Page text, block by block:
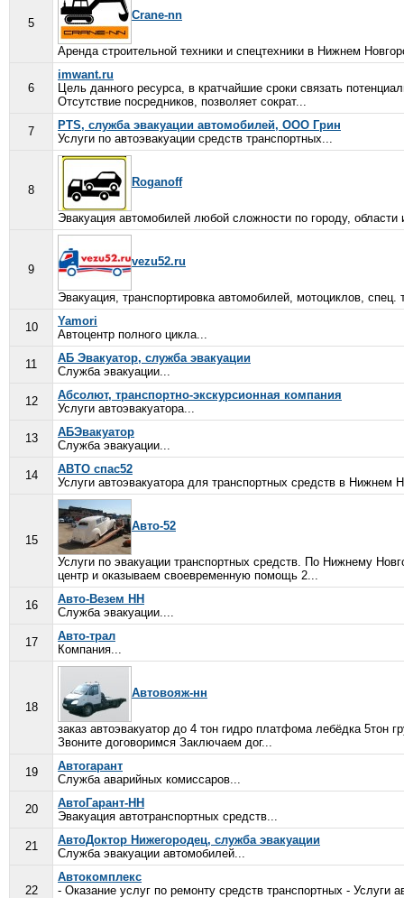
5
Crane-nn
Аренда строительной техники и спецтехники в Нижнем
6
imwant.ru
Цель данного ресурса, в кратчайшие сроки связать
Отсутствие посредников, позволяет сократ...
7
PTS, служба эвакуации автомобилей, ООО Грин
Услуги по автоэвакуации средств транспортных...
8
Roganoff
Эвакуация автомобилей любой сложности по городу,
9
vezu52.ru
Эвакуация, транспортировка автомобилей, мотоциклов,
10
Yamori
Автоцентр полного цикла...
11
АБ Эвакуатор, служба эвакуации
Служба эвакуации...
12
Абсолют, транспортно-экскурсионная компания
Услуги автоэвакуатора...
13
АБЭвакуатор
Служба эвакуации...
14
АВТО спас52
Услуги автоэвакуатора для транспортных средств в Нижнем
15
Авто-52
Услуги по эвакуации транспортных средств. По Нижнему
центр и оказываем своевременную помощь 2...
16
Авто-Везем НН
Служба эвакуации....
17
Авто-трал
Компания...
18
Автовояж-нн
заказ автоэвакуатор до 4 тон гидро платфома лебёдка
Звоните договоримся Заключаем дог...
19
Автогарант
Служба аварийных комиссаров...
20
АвтоГарант-НН
Эвакуация автотранспортных средств...
21
АвтоДоктор Нижегородец, служба эвакуации
Служба эвакуации автомобилей...
22
Автокомплекс
- Оказание услуг по ремонту средств транспортных - Услуги